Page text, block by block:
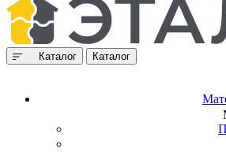
Каталог Каталог